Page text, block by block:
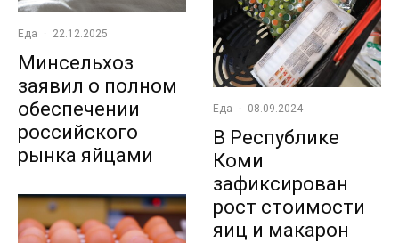
Еда · 22.12.2025
Минсельхоз
заявил о полном
обеспечении
российского
рынка яйцами
Еда · 08.09.2024
В Республике
Коми
зафиксирован
рост стоимости
яиц и макарон